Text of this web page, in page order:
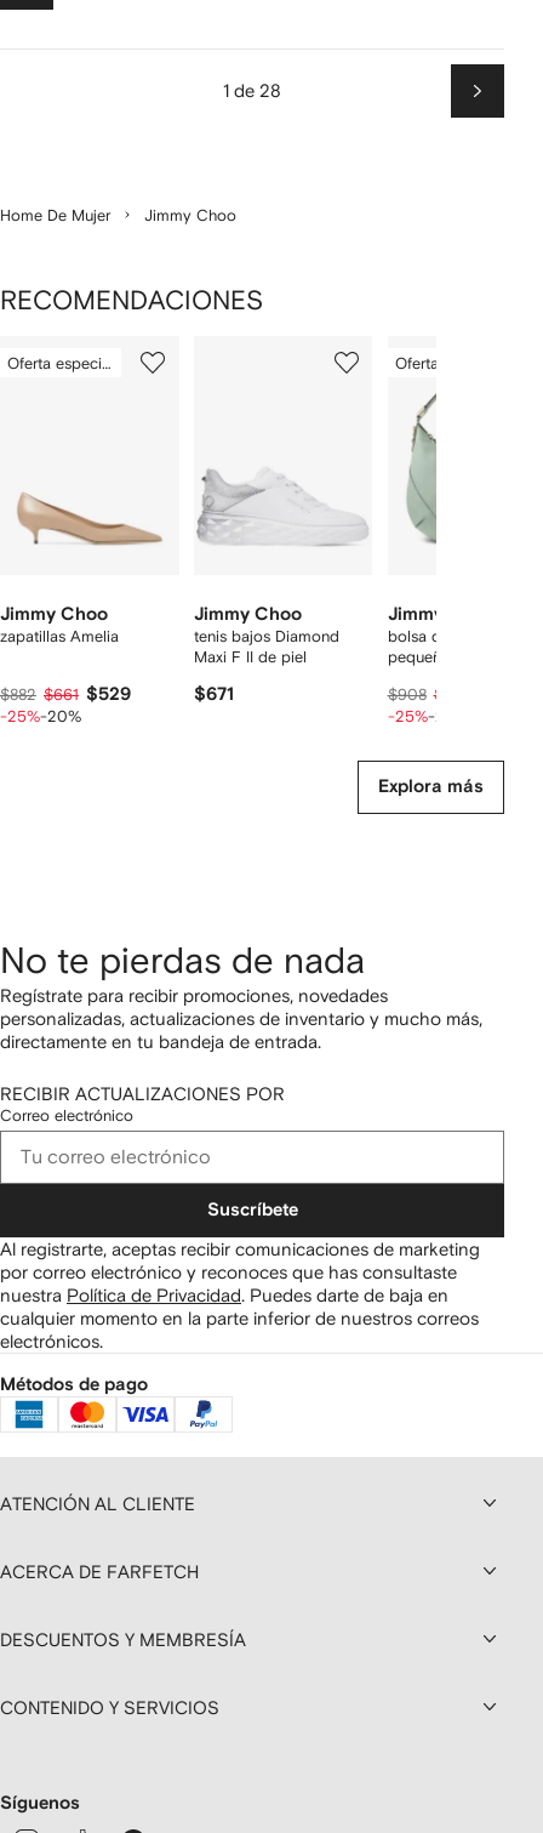
1 de 28
Home De Mujer Jimmy Choo
RECOMENDACIONES
de
Oferta especial
Jimmy Choo
zapatillas Amelia
$882 $661 $529
-25%-20%
Jimmy Choo
tenis bajos Diamond
Maxi F II de piel
$671
de
Jimmy Choo
bolsa de hombro Bar
pequeña
$908 $638
-25%-20%
Explora más
No te pierdas de nada
Regístrate para recibir promociones, novedades
personalizadas, actualizaciones de inventario y mucho más,
directamente en tu bandeja de entrada.
RECIBIR ACTUALIZACIONES POR
Correo electrónico
Suscríbete
Al registrarte, aceptas recibir comunicaciones de marketing
por correo electrónico y reconoces que has consultaste
nuestra Política de Privacidad Puedes darte de baja en
cualquier momento en la parte inferior de nuestros correos
electrónicos.
Métodos de pago
ATENCIÓN AL CLIENTE
ACERCA DE FARFETCH
DESCUENTOS Y MEMBRESÍA
CONTENIDO Y SERVICIOS
Síguenos